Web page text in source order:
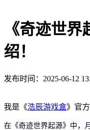
《奇迹世
绍！
发布时间：2025-06-12
我是《浩辰游戏盒》官
在《奇迹世界起源》中，